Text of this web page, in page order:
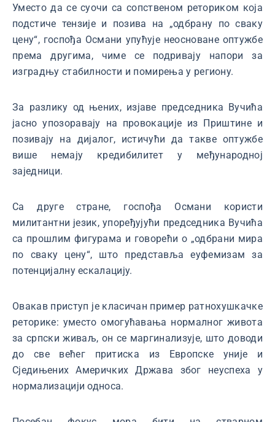
Уместо да се суочи са сопственом реториком која
подстиче тензије и позива на „одбрану по сваку
цену“, госпођа Османи упућује неосноване оптужбе
према другима, чиме се подривају напори за
изградњу стабилности и помирења у региону.
За разлику од њених, изјаве председника Вучића
јасно упозоравају на провокације из Приштине и
позивају на дијалог, истичући да такве оптужбе
више немају кредибилитет у међународној
заједници.
Са друге стране, госпођа Османи користи
милитантни језик, упоређујући председника Вучића
са прошлим фигурама и говорећи о „одбрани мира
по сваку цену“, што представља еуфемизам за
потенцијалну ескалацију.
Овакав приступ је класичан пример ратнохушкачке
реторике: уместо омогућавања нормалног живота
за српски живаљ, он се маргинализује, што доводи
до све већег притиска из Европске уније и
Сједињених Америчких Држава због неуспеха у
нормализацији односа.